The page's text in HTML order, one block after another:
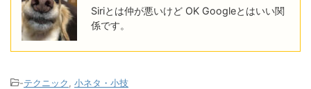
Siriとは仲が悪いけど OK Googleとはいい関
係です。
-テクニック, 小ネタ・小技